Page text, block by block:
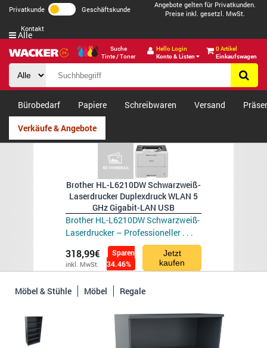
Privatkunde Geschäftskunde
Angebote gelten für Privatkunden.
Preise inkl. gesetzl. MwSt.
Kontakt
Suche
Tinte / Toner
Hello Login
Konto & Listen
0 Artikel
Einkaufswagen
Alle
Bürobedarf Papiere Schreibwaren Versand
Verkäufe & Angebote
Brother HL-L6210DW Schwarzweiß-
Laserdrucker Duplexdruck WLAN 5
GHz Gigabit-LAN USB
Brother HL-L6210DW Schwarzweiß-
Laserdrucker – Professioneller . . .
318,99€
inkl. MwSt.
Sparen
34.46%
Jetzt
kaufen
Möbel & Stühle Möbel Regale